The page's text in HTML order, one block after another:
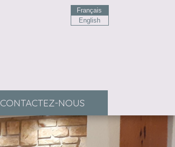
Français
English
CONTACTEZ-NOUS